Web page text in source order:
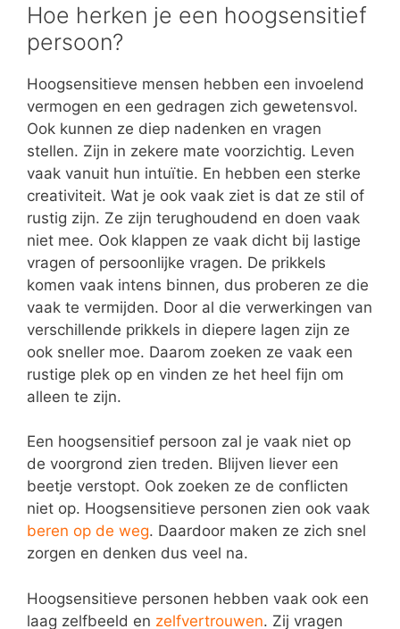
Hoe herken je een hoogsensitief
persoon?
Hoogsensitieve mensen hebben een invoelend
vermogen en een gedragen zich gewetensvol.
Ook kunnen ze diep nadenken en vragen
stellen. Zijn in zekere mate voorzichtig. Leven
vaak vanuit hun intuïtie. En hebben een sterke
creativiteit. Wat je ook vaak ziet is dat ze stil of
rustig zijn. Ze zijn terughoudend en doen vaak
niet mee. Ook klappen ze vaak dicht bij lastige
vragen of persoonlijke vragen. De prikkels
komen vaak intens binnen, dus proberen ze die
vaak te vermijden. Door al die verwerkingen van
verschillende prikkels in diepere lagen zijn ze
ook sneller moe. Daarom zoeken ze vaak een
rustige plek op en vinden ze het heel fijn om
alleen te zijn.
Een hoogsensitief persoon zal je vaak niet op
de voorgrond zien treden. Blijven liever een
beetje verstopt. Ook zoeken ze de conflicten
niet op. Hoogsensitieve personen zien ook vaak
beren op de weg. Daardoor maken ze zich snel
zorgen en denken dus veel na.
Hoogsensitieve personen hebben vaak ook een
laag zelfbeeld en zelfvertrouwen. Zij vragen